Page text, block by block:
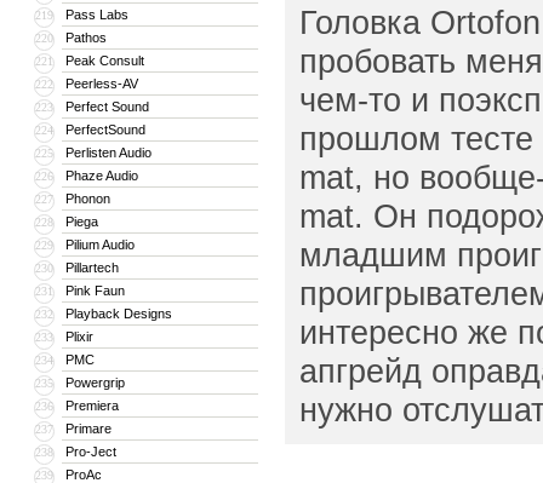
219 Pass Labs
220 Pathos
221 Peak Consult
222 Peerless-AV
223 Perfect Sound
224 PerfectSound
225 Perlisten Audio
226 Phaze Audio
227 Phonon
228 Piega
229 Pilium Audio
230 Pillartech
231 Pink Faun
232 Playback Designs
233 Plixir
234 PMC
235 Powergrip
236 Premiera
237 Primare
238 Pro-Ject
239 ProAc
Головка
пробовать
чем-то и
прошлом тесте
mat, но
mat. Он
младшим
интересно же
апгрейд
нужно